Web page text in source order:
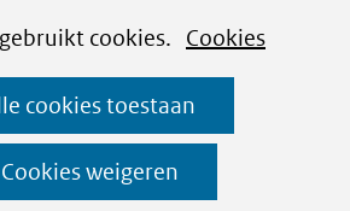
cookies. Cookies
cookies toestaan
Cookies weigeren
Ga
naar
de
inhoud